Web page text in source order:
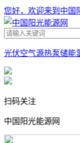
您好，欢迎来到中国
光伏空气源热泵储能
扫码关注
中国阳光能源网